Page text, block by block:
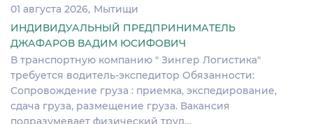
01 августа 2026 Мытищи
ИНДИВИДУАЛЬНЫЙ ПРЕДПРИНИМАТЕЛЬ
ДЖАФАРОВ ВАДИМ ЮСИФОВИЧ
В транспортную компанию " Зингер Логистика"
требуется водитель-экспедитор Обязанности:
Сопровождение груза : приемка, экспедирование,
сдача груза, размещение груза. Вакансия
подразумевает физический труд…